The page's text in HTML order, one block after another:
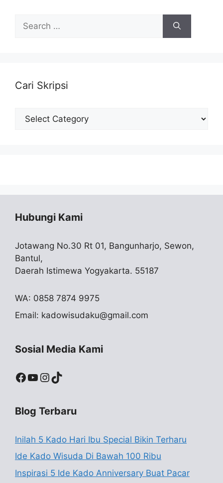
Search
for:
Cari Skripsi
Cari
Hubungi Kami
Jotawang No.30 Rt 01, Bangunharjo, Sewon,
Bantul,
Daerah Istimewa Yogyakarta. 55187
WA: 0858 7874 9975
Email: kadowisudaku@gmail.com
Sosial Media Kami
Facebook
YouTube
Instagram
TikTok
Blog Terbaru
Inilah 5 Kado Hari Ibu Special Bikin Terharu
Ide Kado Wisuda Di Bawah 100 Ribu
Inspirasi 5 Ide Kado Anniversary Buat Pacar